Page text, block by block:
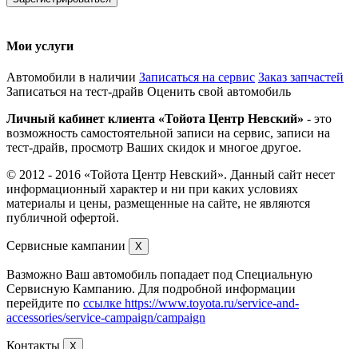
Мои услуги
Автомобили в наличии Записаться на сервис Заказ запчастей
Записаться на тест-драйв Оценить свой автомобиль
Личный кабинет клиента
Тойота Центр Невский
- это
возможность самостоятельной записи на сервис, записи на
тест-драйв, просмотр Ваших скидок и многое другое.
© 2012 - 2016
Тойота Центр Невский . Данный сайт несет
информационный характер и ни при каких условиях
материалы и цены, размещенные на сайте, не являются
публичной офертой.
Сервисные кампании X
Вазможно Ваш автомобиль попадает под Специальную
Сервисную Кампанию. Для подробной информации
перейдите по ссылке https://www.toyota.ru/service-and-
accessories/service-campaign/campaign
Контакты X